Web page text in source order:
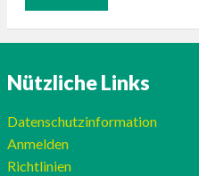
Nützliche Links
Datenschutzinformation
Anmelden
Richtlinien